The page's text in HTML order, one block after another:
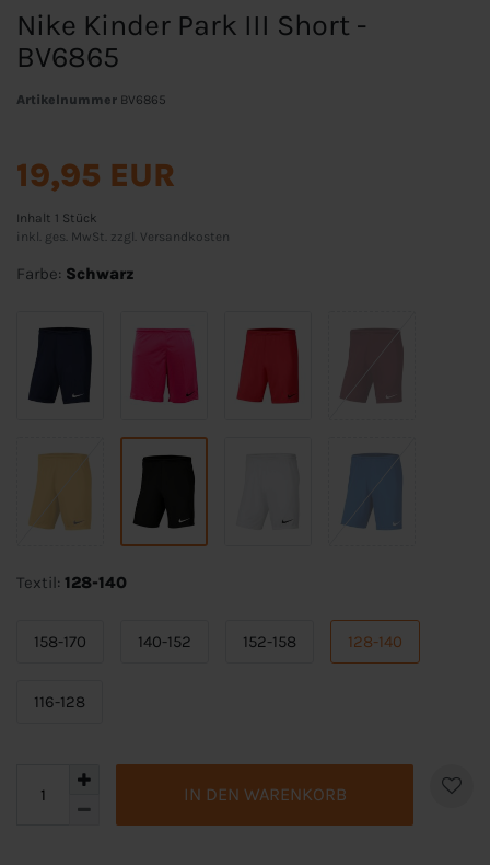
Nike Kinder Park III Short -
BV6865
Artikelnummer BV6865
19,95 EUR
Inhalt 1 Stück
inkl. ges. MwSt. zzgl.
Versandkosten
Farbe: Schwarz
Textil: 128-140
158-170 140-152 152-158 128-140
116-128
IN DEN WARENKORB